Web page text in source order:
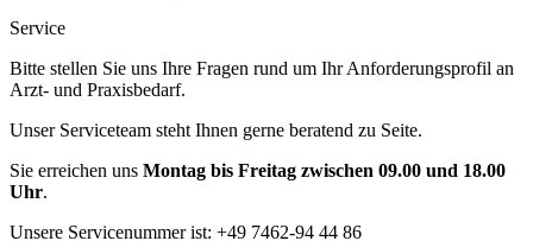
Service
Bitte stellen Sie uns Ihre Fragen rund um Ihr Anforderungsprofil an
Arzt- und Praxisbedarf.
Unser Serviceteam steht Ihnen gerne beratend zu Seite.
Sie erreichen uns Montag bis Freitag zwischen 09.00 und 18.00
Uhr.
Unsere Servicenummer ist: +49 7462-94 44 86